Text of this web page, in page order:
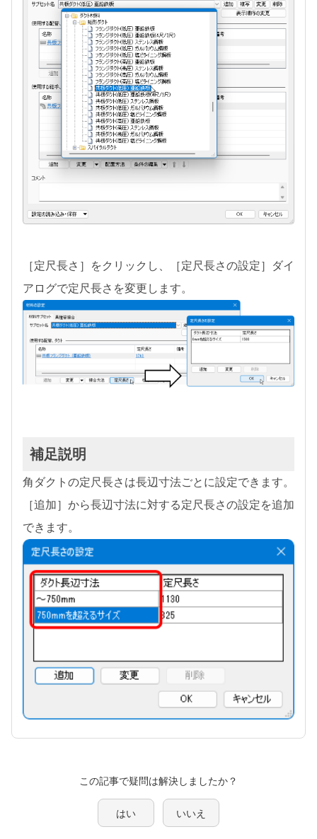
［定尺長さ］をクリックし、［定尺長さの設定］ダイ
アログで定尺長さを変更します。
補足説明
角ダクトの定尺長さは長辺寸法ごとに設定できます。
［追加］から長辺寸法に対する定尺長さの設定を追加
できます。
この記事で疑問は解決しましたか？
はい いいえ